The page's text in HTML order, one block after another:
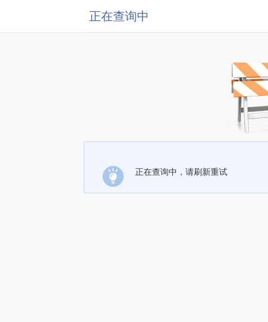
正在查询中
正在查询中，请刷新重试